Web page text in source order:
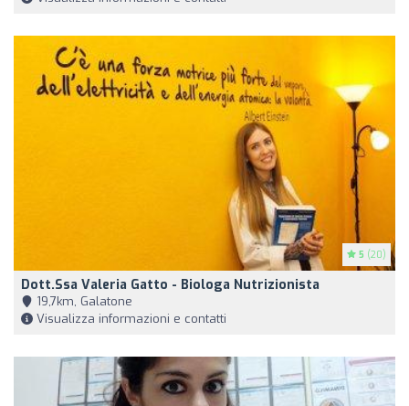
5 (20)
Dott.ssa Valeria Gatto - Biologa Nutrizionista
19,7km, Galatone
Visualizza informazioni e contatti